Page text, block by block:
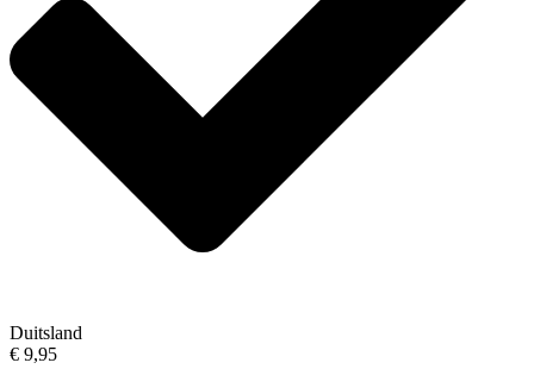
Duitsland
€ 9,95